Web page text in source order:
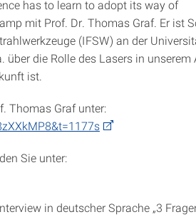
has to learn to adopt its way of
mit Prof. Dr. Thomas Graf. Er ist
(IFSW) an der
die Rolle des Lasers in unserem
ist.
Thomas Graf unter:
Sie unter:
in deutscher Sprache „3